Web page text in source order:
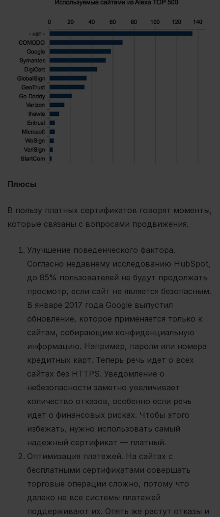
Плюсы
В пользу платных сертификатов говорят моменты,
которые связаны с вопросами продвижения.
Улучшение поведенческого фактора.
Согласно недавнему исследованию HubSpot,
до 85% пользователей не будут продолжать
просмотр, если сайт не является безопасным.
В январе 2017 года Google выпустил
обновление, которое применяется только к
сайтам, собирающим конфиденциальную
информацию. Например, пароли или номера
кредитных карт. Теперь речь идет о всех
сайтах без HTTPS. Уведомление о
небезопасности заметно увеличивает
количество отказов, особенно если речь
идет о финансовых рисках. Чтобы этого
избежать, нужно использовать самый
надежный сертификат — платный.
Оптимизация платежей. На сайтах с
бесплатными сертификатами совершать
торговые операции сложно, потому что
далеко не все системы платежей
поддерживают их. Опять же растут отказы и